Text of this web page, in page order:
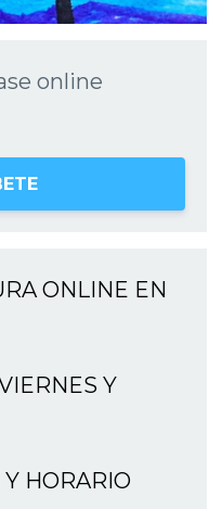
online
ONLINE EN
Y
Y HORARIO